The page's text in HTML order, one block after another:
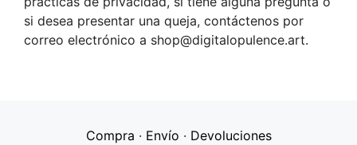
si desea presentar una queja, contáctenos por
correo electrónico a shop@digitalopulence.art.
Compra · Envío · Devoluciones